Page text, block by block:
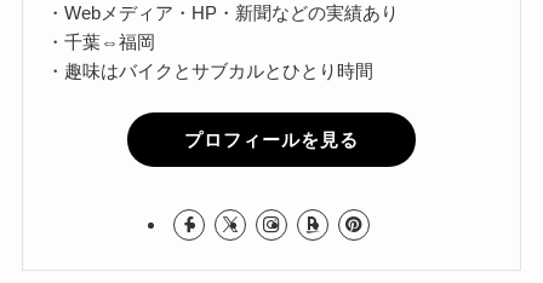
・Webメディア・HP・新聞などの実績あり
・千葉⇔福岡
・趣味はバイクとサブカルとひとり時間
プロフィールを見る